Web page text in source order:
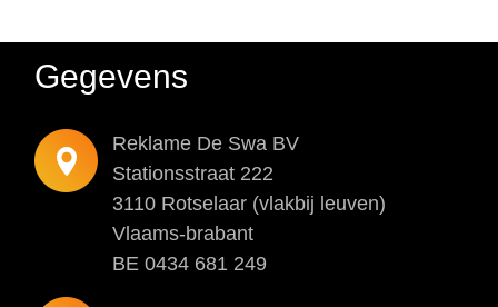
Gegevens
Reklame De Swa BV
Stationsstraat 222
3110 Rotselaar (vlakbij leuven)
Vlaams-brabant
BE 0434 681 249